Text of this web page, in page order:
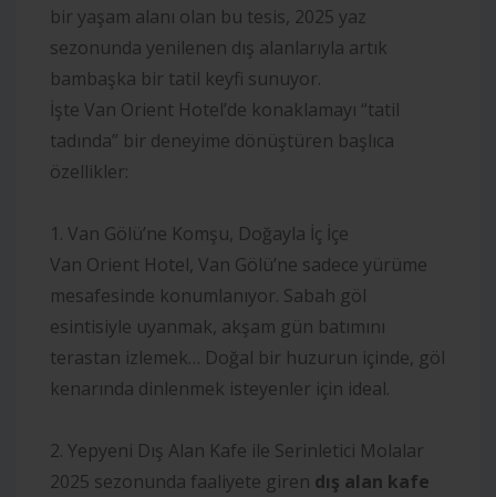
bir yaşam alanı olan bu tesis, 2025 yaz
sezonunda yenilenen dış alanlarıyla artık
bambaşka bir tatil keyfi sunuyor.
İşte Van Orient Hotel’de konaklamayı “tatil
tadında” bir deneyime dönüştüren başlıca
özellikler:
1. Van Gölü’ne Komşu, Doğayla İç İçe
Van Orient Hotel, Van Gölü’ne sadece yürüme
mesafesinde konumlanıyor. Sabah göl
esintisiyle uyanmak, akşam gün batımını
terastan izlemek… Doğal bir huzurun içinde, göl
kenarında dinlenmek isteyenler için ideal.
2. Yepyeni Dış Alan Kafe ile Serinletici Molalar
2025 sezonunda faaliyete giren dış alan kafe